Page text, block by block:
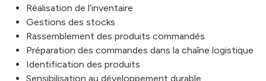
Réalisation de l’inventaire
Gestions des stocks
Rassemblement des produits commandés
Préparation des commandes dans la chaîne logistique
Identification des produits
Sensibilisation au développement durable